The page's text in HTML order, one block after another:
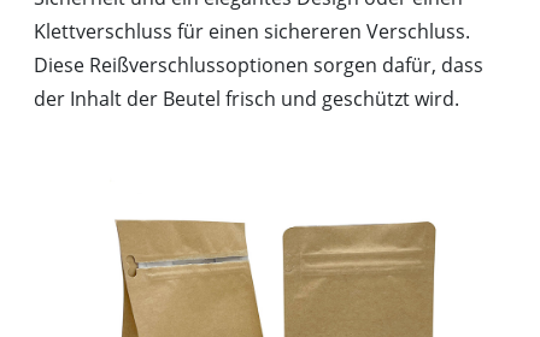
Klettverschluss für einen sichereren Verschluss.
Diese Reißverschlussoptionen sorgen dafür, dass
der Inhalt der Beutel frisch und geschützt wird.